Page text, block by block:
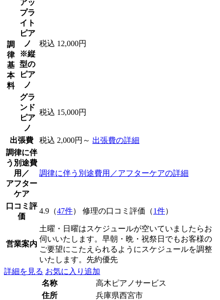
調
律
基
本
料
アッ
プラ
イト
ピア
ノ
※縦
型の
ピア
ノ
税込 12,000円
グラ
ンド
ピア
ノ
税込 15,000円
出張費 税込 2,000円～ 出張費の詳細
調律に伴
う別途費
用／
アフター
ケア
調律に伴う別途費用／アフターケアの詳細
口コミ評
価
4.9（47件） 修理の口コミ評価（1件）
営業案内
土曜・日曜はスケジュールが空いていましたらお
伺いいたします。早朝・晩・祝祭日でもお客様の
ご要望にこたえられるようにスケジュールを調整
いたします。先約優先
詳細を見る お気に入り追加
名称
高木ピアノサービス
住所
兵庫県西宮市